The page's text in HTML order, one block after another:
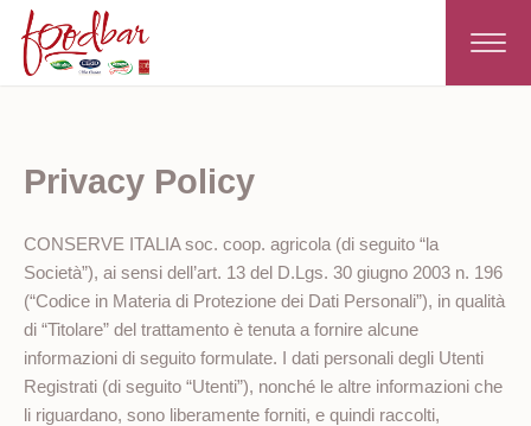
Toggle
Privacy Policy
CONSERVE ITALIA soc. coop. agricola (di seguito “la
Società”), ai sensi dell’art. 13 del D.Lgs. 30 giugno 2003 n. 196
(“Codice in Materia di Protezione dei Dati Personali”), in qualità
di “Titolare” del trattamento è tenuta a fornire alcune
informazioni di seguito formulate. I dati personali degli Utenti
Registrati (di seguito “Utenti”), nonché le altre informazioni che
li riguardano, sono liberamente forniti, e quindi raccolti,